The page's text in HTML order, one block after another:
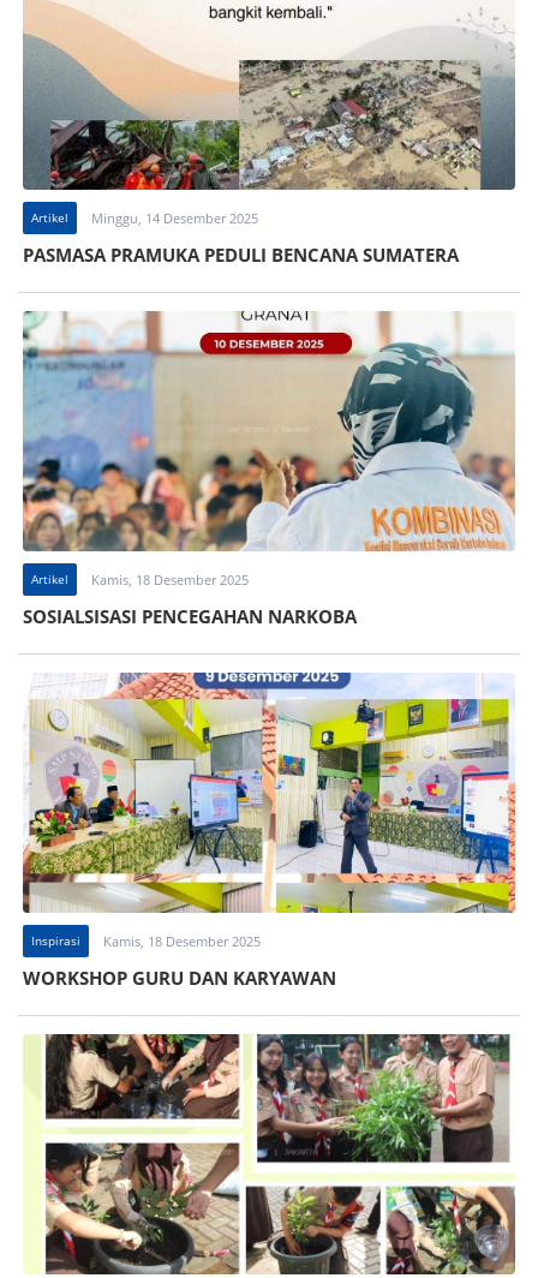
Artikel Minggu, 14 Desember 2025
PASMASA PRAMUKA PEDULI BENCANA SUMATERA
Artikel Kamis, 18 Desember 2025
SOSIALSISASI PENCEGAHAN NARKOBA
Inspirasi Kamis, 18 Desember 2025
WORKSHOP GURU DAN KARYAWAN